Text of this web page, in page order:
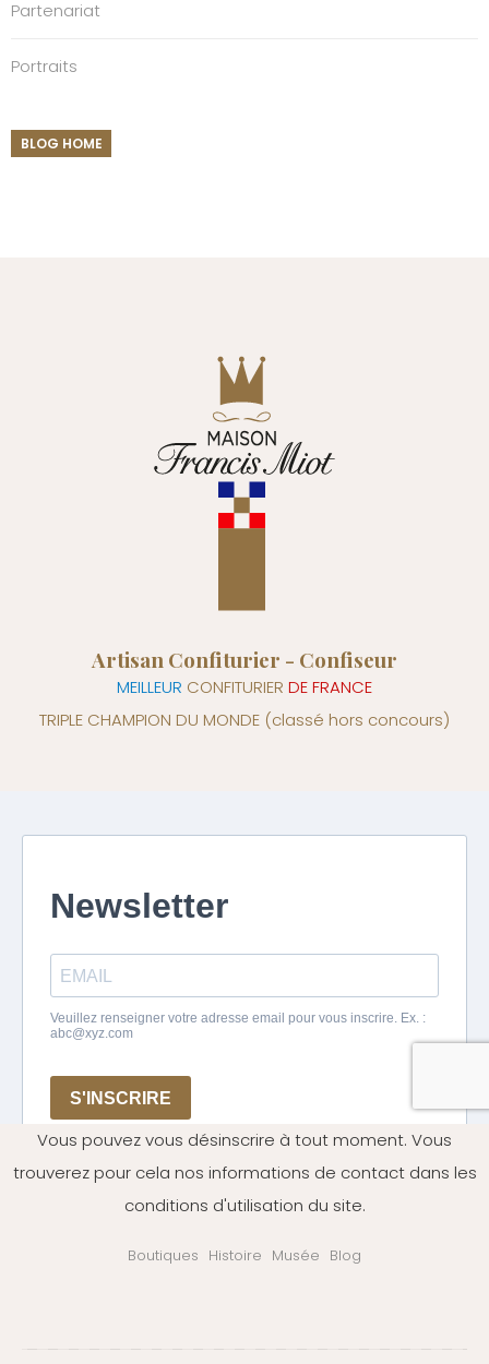
Partenariat
Portraits
BLOG HOME
Artisan Confiturier - Confiseur
MEILLEUR CONFITURIER DE FRANCE
TRIPLE CHAMPION DU MONDE (classé hors concours)
Vous pouvez vous désinscrire à tout moment. Vous
trouverez pour cela nos informations de contact dans les
conditions d'utilisation du site.
Boutiques Histoire Musée Blog